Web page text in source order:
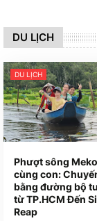
DU LỊCH
DU LỊCH
Phượt sông
cùng con:
bằng đường bộ
từ TP.HCM Đến
Reap